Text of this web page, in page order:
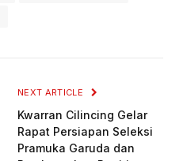
NEXT ARTICLE
Kwarran Cilincing Gelar
Rapat Persiapan Seleksi
Pramuka Garuda dan